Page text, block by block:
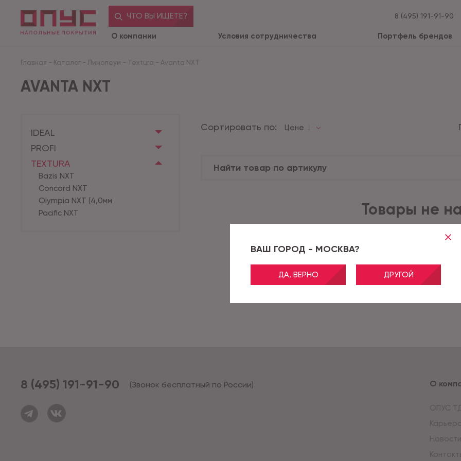
ВАШ ГОРОД - МОСКВА?
ДА, ВЕРНО ДРУГОЙ
ЧТО ВЫ ИЩЕТЕ? 8 (495) 191-91-90
О компании Условия сотрудничества Портфель брендов
Главная - Каталог - Линолеум - Textura - Avanta NXT
AVANTA NXT
IDEAL
PROFI
TEXTURA
Bazis NXT
Concord NXT
Olympia NXT (4,0мм
Pacific NXT
Сортировать по: Цене
Товары не
8 (495) 191-91-90 (Звонок бесплатный по России) О
ОПУС
Новости